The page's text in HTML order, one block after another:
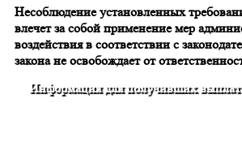
Несоблюдение установленных
влечет за собой применение мер
воздействия в соответствии с
закона не освобождает от
Информация для получивших